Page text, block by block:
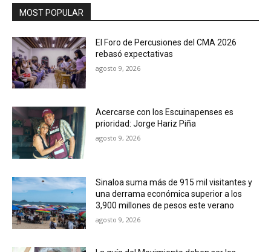
MOST POPULAR
El Foro de Percusiones del CMA 2026
rebasó expectativas
agosto 9, 2026
Acercarse con los Escuinapenses es
prioridad: Jorge Hariz Piña
agosto 9, 2026
Sinaloa suma más de 915 mil visitantes y
una derrama económica superior a los
3,900 millones de pesos este verano
agosto 9, 2026